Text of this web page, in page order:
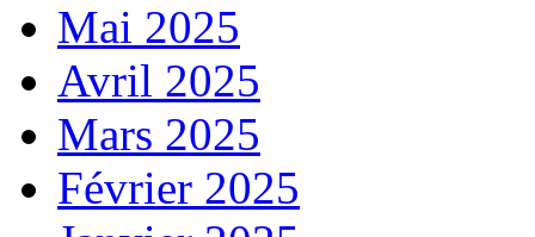
Mai 2025
Avril 2025
Mars 2025
Février 2025